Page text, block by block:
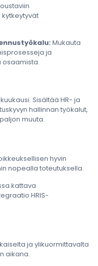
Mukauta
ja
osaamista.
Sisältää HR- ja
hallinnan työkalut,
muuta.
hyvin
nopealla toteutuksella.
kattava
HRIS-
ja ylikuormittavalta
aikana.